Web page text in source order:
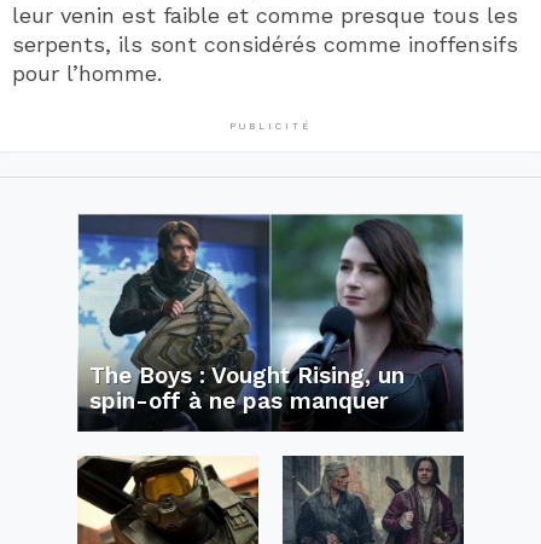
leur venin est faible et comme presque tous les
serpents, ils sont considérés comme inoffensifs
pour l’homme.
PUBLICITÉ
The Boys : Vought Rising, un
spin-off à ne pas manquer